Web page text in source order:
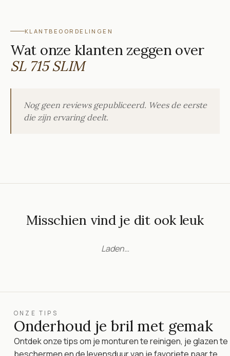
KLANTBEOORDELINGEN
Wat onze klanten zeggen over
SL 715 SLIM
Nog geen reviews gepubliceerd. Wees de eerste
die zijn ervaring deelt.
Misschien vind je dit ook leuk
Laden…
ONZE TIPS
Onderhoud je bril met gemak
Ontdek onze tips om je monturen te reinigen, je glazen te
beschermen en de levensduur van je favoriete paar te